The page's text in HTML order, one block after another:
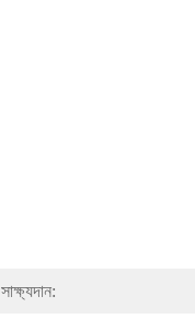
সাক্ষ্যদান: